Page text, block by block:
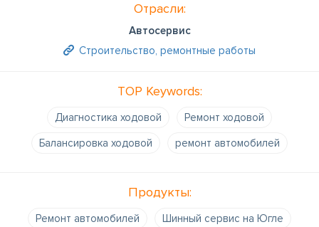
Отрасли:
Автосервис
Строительство, ремонтные работы
TOP Keywords:
Диагностика ходовой
Ремонт ходовой
Балансировка ходовой
ремонт автомобилей
Продукты:
Ремонт автомобилей
Шинный сервис на Югле